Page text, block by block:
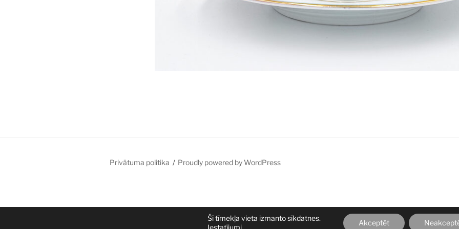
Privātuma politika Proudly powered by WordPress
Šī tīmekļa vieta izmanto sīkdatnes.
Iestatījumi.
Akceptēt